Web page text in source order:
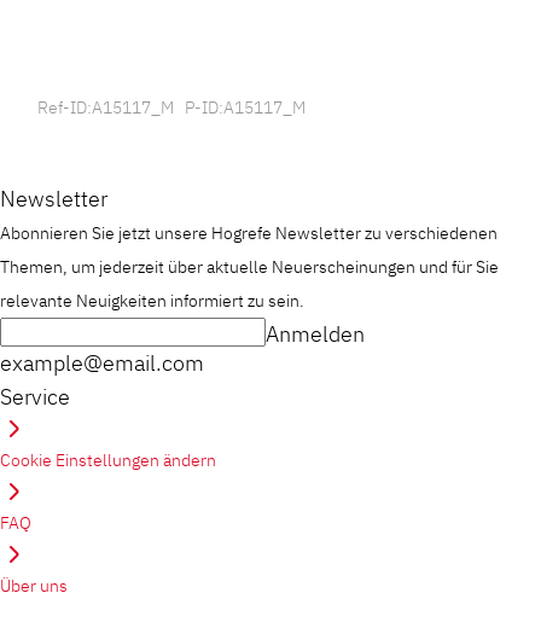
Ref-ID:A15117_M P-ID:A15117_M
Newsletter
Abonnieren Sie jetzt unsere Hogrefe Newsletter zu verschiedenen
Themen, um jederzeit über aktuelle Neuerscheinungen und für Sie
relevante Neuigkeiten informiert zu sein.
example@email.com
Anmelden
Service
Cookie Einstellungen ändern
FAQ
Über uns